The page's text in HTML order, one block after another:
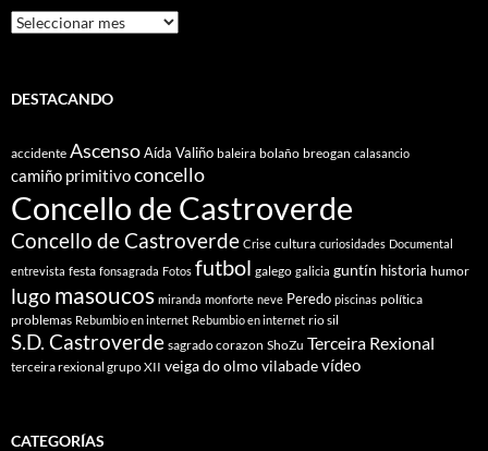
Históricos
Da
DESTACANDO
accidente AscensoAída Valiño baleira bolaño breogan calasancio
camiño primitivoconcello
Concello de Castroverde
Concello de Castroverde Crise cultura curiosidades Documental
entrevista festa fonsagrada Fotos futbol galego galicia guntín historia humor
lugo masoucos miranda monforte neve Peredo piscinas política
problemas Rebumbio en internet Rebumbio en internet rio sil
S.D. Castroverde sagrado corazon ShoZu Terceira Rexional
terceira rexional grupo XII veiga do olmovilabadevídeo
CATEGORÍAS